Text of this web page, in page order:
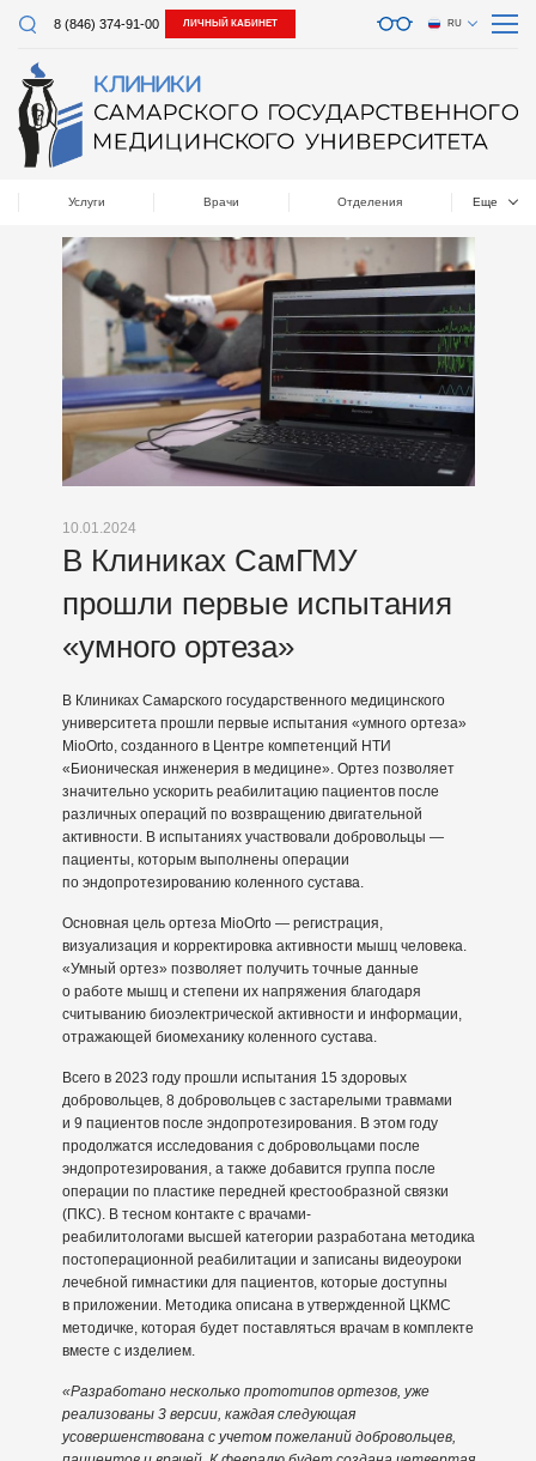
8 (846) 374-91-00 ЛИЧНЫЙ КАБИНЕТ RU
Услуги Врачи Отделения Еще
10.01.2024
В Клиниках СамГМУ
прошли первые испытания
«умного ортеза»
В Клиниках Самарского государственного медицинского
университета прошли первые испытания «умного ортеза»
MioOrto, созданного в Центре компетенций НТИ
«Бионическая инженерия в медицине». Ортез позволяет
значительно ускорить реабилитацию пациентов после
различных операций по возвращению двигательной
активности. В испытаниях участвовали добровольцы —
пациенты, которым выполнены операции
по эндопротезированию коленного сустава.
Основная цель ортеза MioOrto — регистрация,
визуализация и корректировка активности мышц человека.
«Умный ортез» позволяет получить точные данные
о работе мышц и степени их напряжения благодаря
считыванию биоэлектрической активности и информации,
отражающей биомеханику коленного сустава.
Всего в 2023 году прошли испытания 15 здоровых
добровольцев, 8 добровольцев с застарелыми травмами
и 9 пациентов после эндопротезирования. В этом году
продолжатся исследования с добровольцами после
эндопротезирования, а также добавится группа после
операции по пластике передней крестообразной связки
(ПКС). В тесном контакте с врачами-
реабилитологами высшей категории разработана методика
постоперационной реабилитации и записаны видеоуроки
лечебной гимнастики для пациентов, которые доступны
в приложении. Методика описана в утвержденной ЦКМС
методичке, которая будет поставляться врачам в комплекте
вместе с изделием.
«Разработано несколько прототипов ортезов, уже
реализованы 3 версии, каждая следующая
усовершенствована с учетом пожеланий добровольцев,